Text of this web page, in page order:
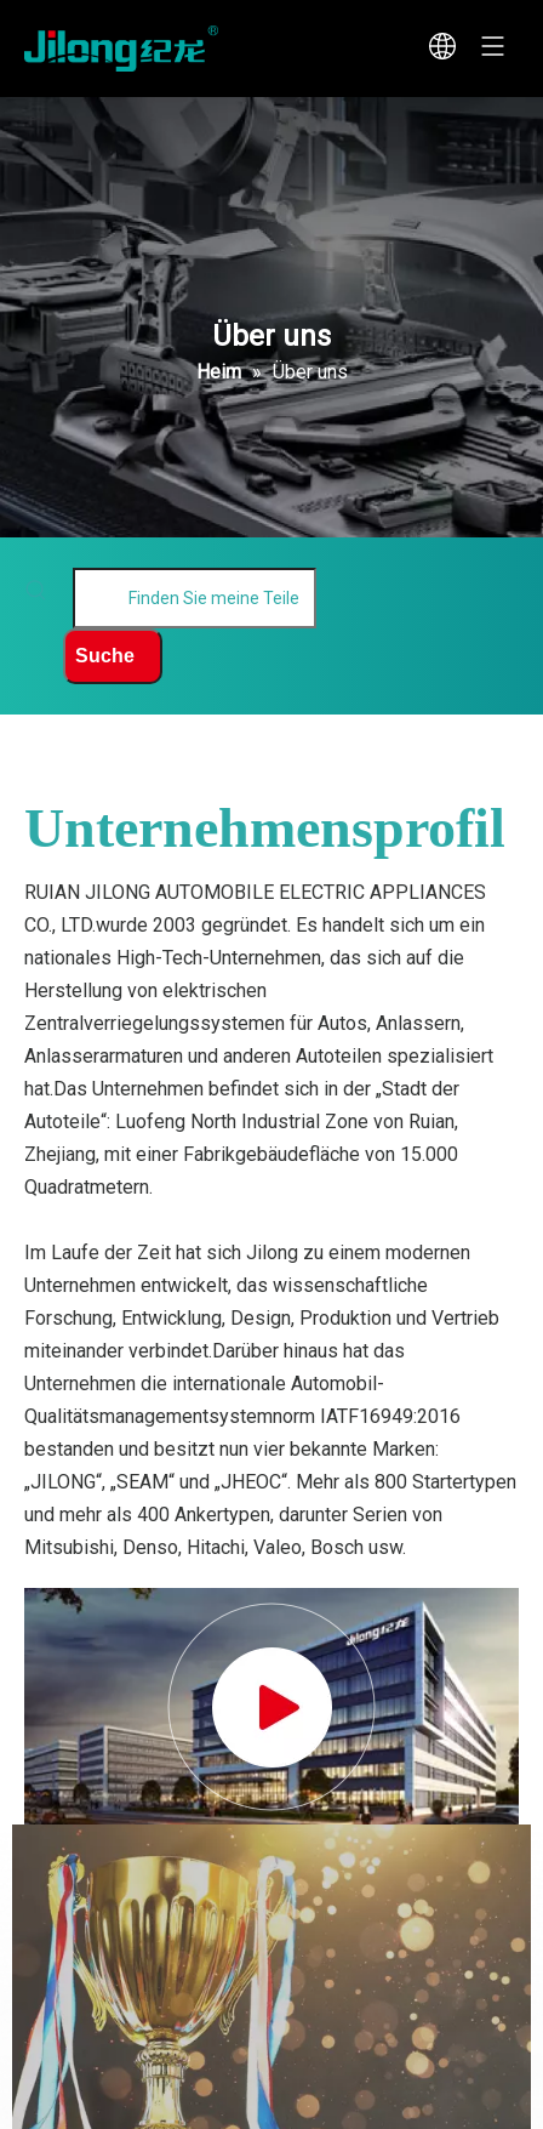
Über uns
Heim » Über uns
Suche
Unternehmensprofil
RUIAN JILONG AUTOMOBILE ELECTRIC APPLIANCES
CO., LTD.wurde 2003 gegründet. Es handelt sich um ein
nationales High-Tech-Unternehmen, das sich auf die
Herstellung von elektrischen
Zentralverriegelungssystemen für Autos, Anlassern,
Anlasserarmaturen und anderen Autoteilen spezialisiert
hat.Das Unternehmen befindet sich in der „Stadt der
Autoteile“: Luofeng North Industrial Zone von Ruian,
Zhejiang, mit einer Fabrikgebäudefläche von 15.000
Quadratmetern.
Im Laufe der Zeit hat sich Jilong zu einem modernen
Unternehmen entwickelt, das wissenschaftliche
Forschung, Entwicklung, Design, Produktion und Vertrieb
miteinander verbindet.Darüber hinaus hat das
Unternehmen die internationale Automobil-
Qualitätsmanagementsystemnorm IATF16949:2016
bestanden und besitzt nun vier bekannte Marken:
„JILONG“, „SEAM“ und „JHEOC“. Mehr als 800 Startertypen
und mehr als 400 Ankertypen, darunter Serien von
Mitsubishi, Denso, Hitachi, Valeo, Bosch usw.